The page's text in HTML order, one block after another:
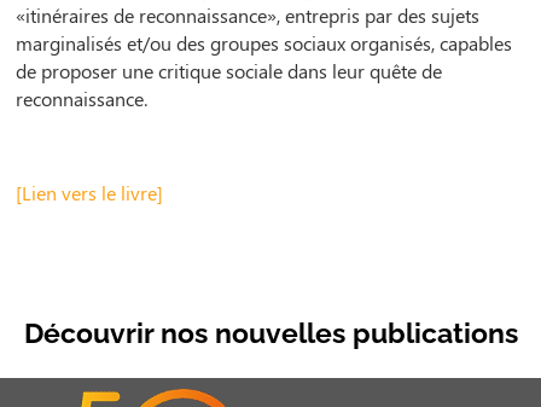
«itinéraires de reconnaissance», entrepris par des sujets
marginalisés et/ou des groupes sociaux organisés, capables
de proposer une critique sociale dans leur quête de
reconnaissance.
[Lien vers le livre]
Découvrir nos nouvelles publications